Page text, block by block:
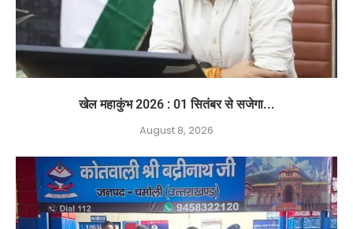
खेल महाकुंभ 2026 : 01 सितंबर से सजेगा...
August 8, 2026